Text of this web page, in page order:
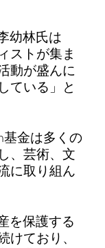
幼林氏は
ストが集ま
動が盛んに
ている」と
基金は多くの
、芸術、文
に取り組ん
を保護する
けており、